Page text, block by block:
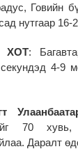
Говийн
нутгаар 16-
ХОТ:
4-9
70
Даралт